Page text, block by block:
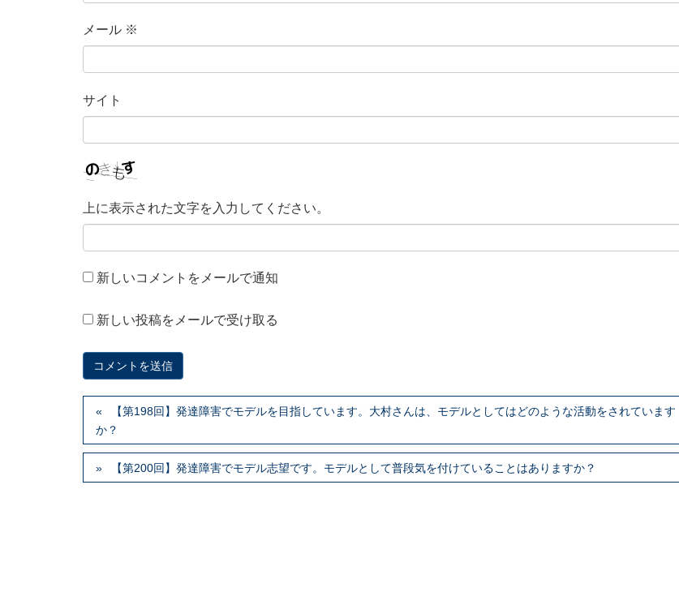
メール ※
サイト
上に表示された文字を入力してください。
新しいコメントをメールで通知
新しい投稿をメールで受け取る
【第198回】発達障害でモデルを目指しています。大村さんは、モデルとしてはどのような活動をされています
か？
【第200回】発達障害でモデル志望です。モデルとして普段気を付けていることはありますか？